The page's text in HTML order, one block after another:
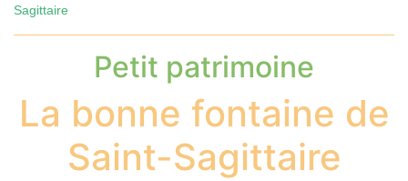
Sagittaire
Petit patrimoine
La bonne fontaine de
Saint-Sagittaire